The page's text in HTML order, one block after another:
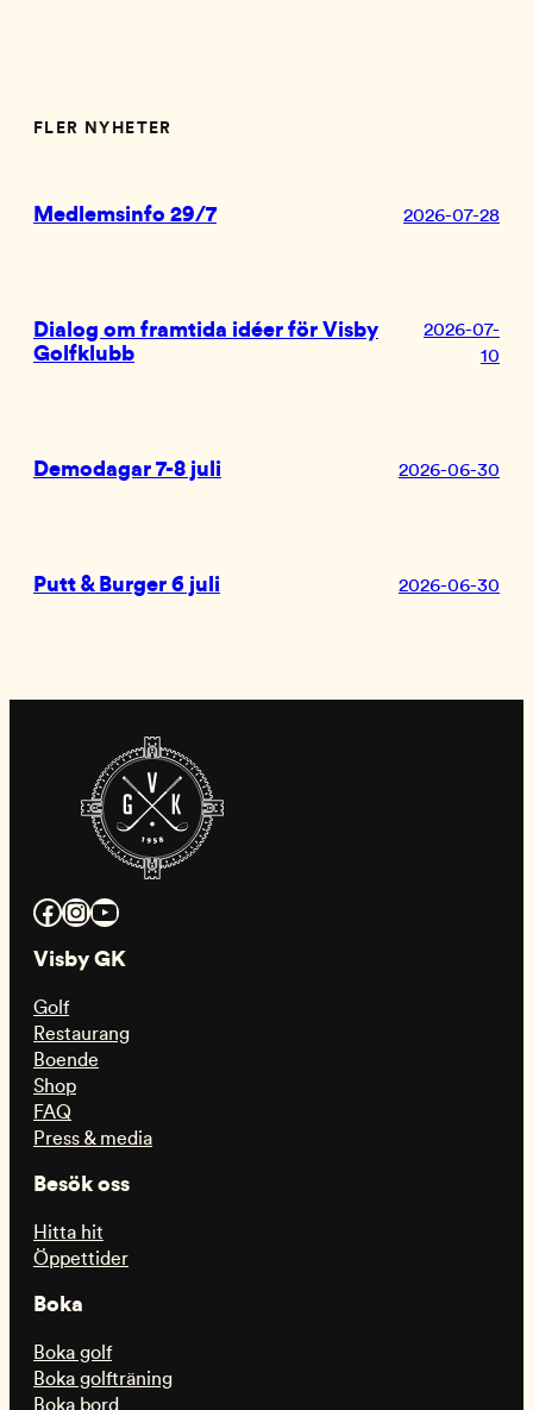
FLER NYHETER
Medlemsinfo 29/7 2026-07-28
Dialog om framtida idéer för Visby
Golfklubb
2026-07-
10
Demodagar 7-8 juli 2026-06-30
Putt & Burger 6 juli 2026-06-30
Facebook InstagramYouTube
Visby GK
Golf
Restaurang
Boende
Shop
FAQ
Press & media
Besök oss
Hitta hit
Öppettider
Boka
Boka golf
Boka golfträning
Boka bord